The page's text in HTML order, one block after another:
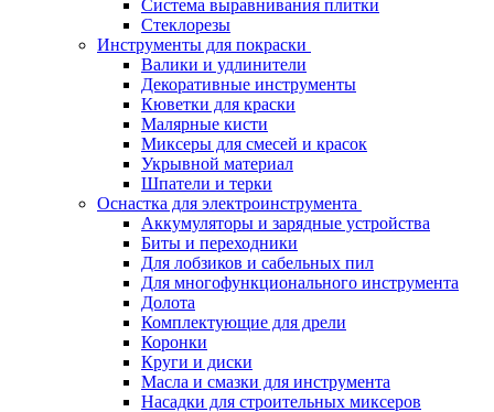
Система выравнивания плитки
Стеклорезы
Инструменты для покраски
Валики и удлинители
Декоративные инструменты
Кюветки для краски
Малярные кисти
Миксеры для смесей и красок
Укрывной материал
Шпатели и терки
Оснастка для электроинструмента
Аккумуляторы и зарядные устройства
Биты и переходники
Для лобзиков и сабельных пил
Для многофункционального инструмента
Долота
Комплектующие для дрели
Коронки
Круги и диски
Масла и смазки для инструмента
Насадки для строительных миксеров